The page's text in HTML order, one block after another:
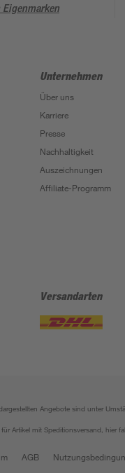
Eigenmarken
Unternehmen
Über uns
Karriere
Presse
Nachhaltigkeit
Auszeichnungen
Affiliate-Programm
Versandarten
Angebote sind unter
Artikel mit Speditionsversand, hier
AGB